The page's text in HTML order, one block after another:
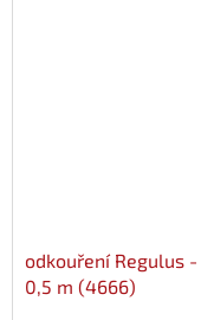
odkouření Regulus
0,5 m (4666)